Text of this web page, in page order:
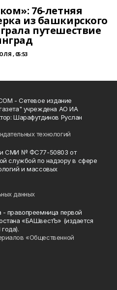
76-летняя
из башкирского
путешествие
, 05:53
- Сетевое издание
учреждена АО ИА
Шарафутдинов Руслан
технологий
СМИ № ФС77-50803 от
службой по надзору в сфере
и массовых
данных
- правопреемница первой
«БАШвестЪ» (издается
«Общественной